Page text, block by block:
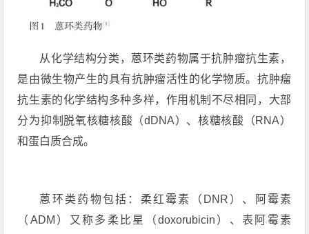
从化学结构分类，蒽环类药物属于抗肿瘤抗生素，
是由微生物产生的具有抗肿瘤活性的化学物质。抗肿瘤
抗生素的化学结构多种多样，作用机制不尽相同，大部
分为抑制脱氧核糖核酸（dDNA）、核糖核酸（RNA）
和蛋白质合成。
蒽环类药物包括：柔红霉素（DNR）、阿霉素
（ADM）又称多柔比星（doxorubicin）、表阿霉素